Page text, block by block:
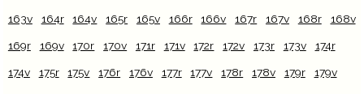
163v 164r 164v 165r 165v 166r 166v 167r 167v 168r 168v
169r 169v 170r 170v 171r 171v 172r 172v 173r 173v 174r
174v 175r 175v 176r 176v 177r 177v 178r 178v 179r 179v